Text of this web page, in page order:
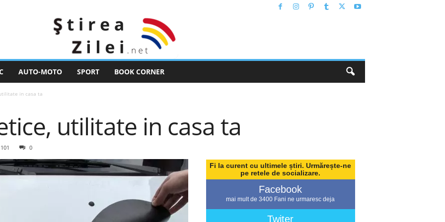
AUTO-MOTO SPORT BOOK CORNER
in casa ta
utilitate in casa ta
101 0
Fi la curent cu ultimele știri. Urmărește-ne
pe retele de socializare.
Facebook
mai mult de 3400 Fani ne urmaresc deja
Twiter